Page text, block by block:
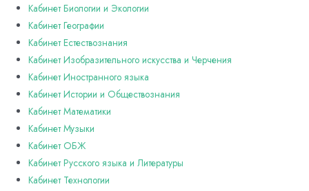
Кабинет Биологии и Экологии
Кабинет Географии
Кабинет Естествознания
Кабинет Изобразительного искусства и Черчения
Кабинет Иностранного языка
Кабинет Истории и Обществознания
Кабинет Математики
Кабинет Музыки
Кабинет ОБЖ
Кабинет Русского языка и Литературы
Кабинет Технологии